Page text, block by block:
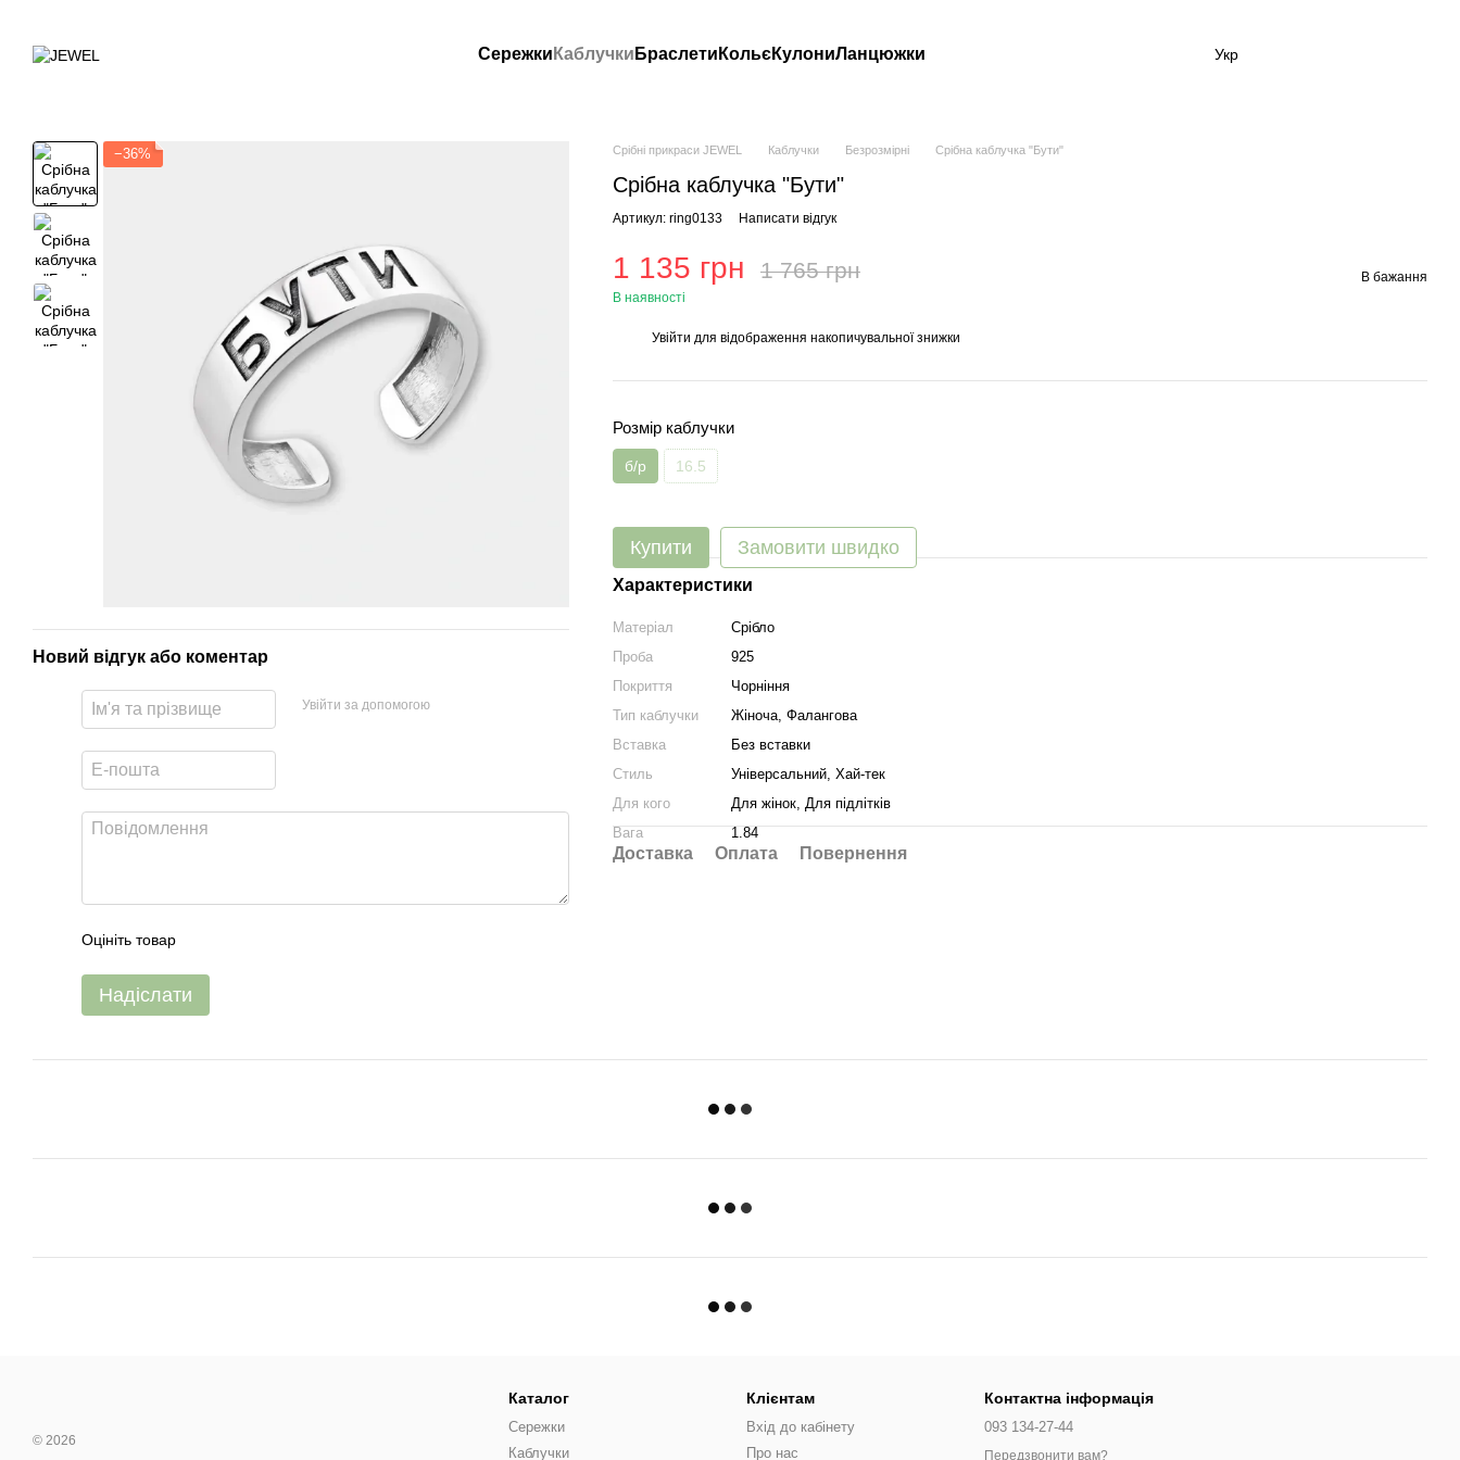
Сережки Каблучки Браслети КольєКулониЛанцюжки Укр
−36%
Новий відгук або коментар
Увійти за допомогою
Оцініть товар
Надіслати
Срібні прикраси JEWEL Каблучки Безрозмірні Срібна каблучка "Бути"
Срібна каблучка "Бути"
Артикул: ring0133 Написати відгук
1 135 грн 1 765 грн
В наявності
В бажання
Увійти для відображення накопичувальної знижки
Розмір каблучки
б/р 16.5
Купити Замовити швидко
Характеристики
Матеріал
Срібло
Проба
925
Покриття
Чорніння
Тип каблучки
Жіноча, Фалангова
Вставка
Без вставки
Стиль
Універсальний, Хай-тек
Для кого
Для жінок, Для підлітків
Вага
1.84
Доставка Оплата Повернення
© 2026
Каталог
Сережки
Каблучки
Клієнтам
Вхід до кабінету
Про нас
Контактна інформація
093 134-27-44
Передзвонити вам?